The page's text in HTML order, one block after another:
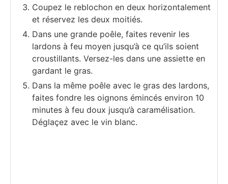
Coupez le reblochon en deux horizontalement
et réservez les deux moitiés.
Dans une grande poêle, faites revenir les
lardons à feu moyen jusqu’à ce qu’ils soient
croustillants. Versez-les dans une assiette en
gardant le gras.
Dans la même poêle avec le gras des lardons,
faites fondre les oignons émincés environ 10
minutes à feu doux jusqu’à caramélisation.
Déglaçez avec le vin blanc.